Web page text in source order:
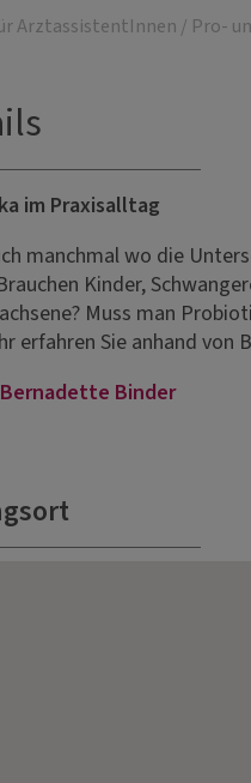
ArztassistentInnen / Pro-
im Praxisalltag
manchmal wo die
Kinder,
Muss man
erfahren Sie anhand von
Binder